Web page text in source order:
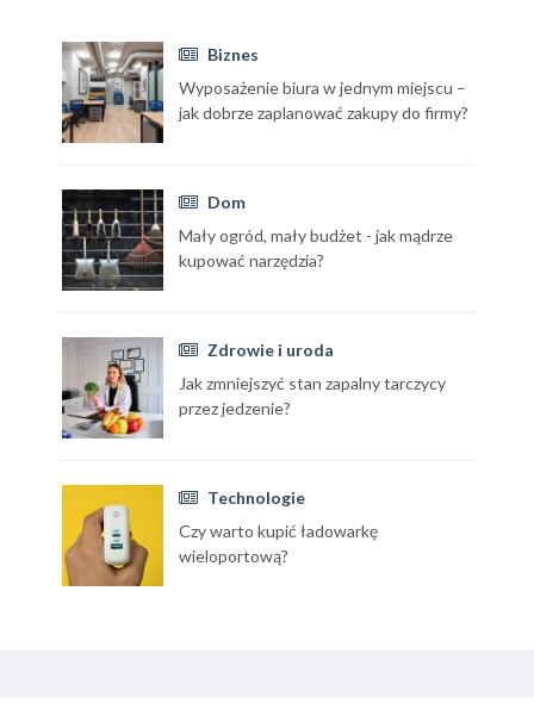
Biznes
Wyposażenie biura w jednym miejscu –
jak dobrze zaplanować zakupy do firmy?
Dom
Mały ogród, mały budżet - jak mądrze
kupować narzędzia?
Zdrowie i uroda
Jak zmniejszyć stan zapalny tarczycy
przez jedzenie?
Technologie
Czy warto kupić ładowarkę
wieloportową?